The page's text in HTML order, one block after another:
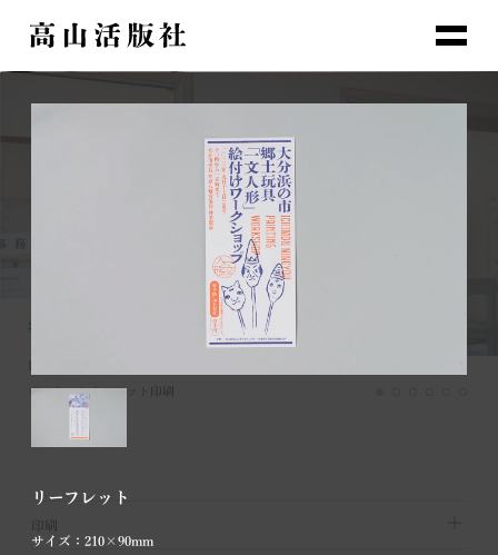
リーフレット
サイズ：210×90mm
物語 生活に寄り添うもの
ポスター｜オフセット印刷
物語 紙の質感までも表現する
包装紙｜オフセット印刷
物語 活字だからこその表現
パッケージ｜活版印刷
物語 美しさを追求する
領収書｜活版印刷
物語 人と人の間にあるもの
包装紙｜オフセット印刷
物語 誰も思いつかないことをやる
ポスター｜活版印刷
印刷